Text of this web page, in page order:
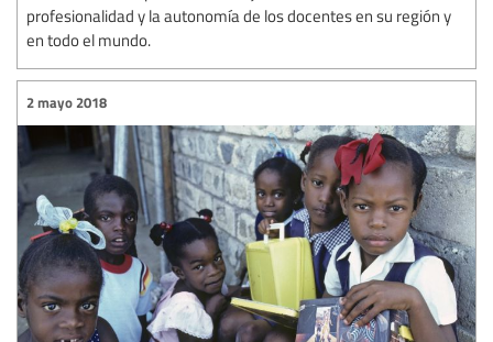
profesionalidad y la autonomía de los docentes en su región y
en todo el mundo.
2 mayo 2018